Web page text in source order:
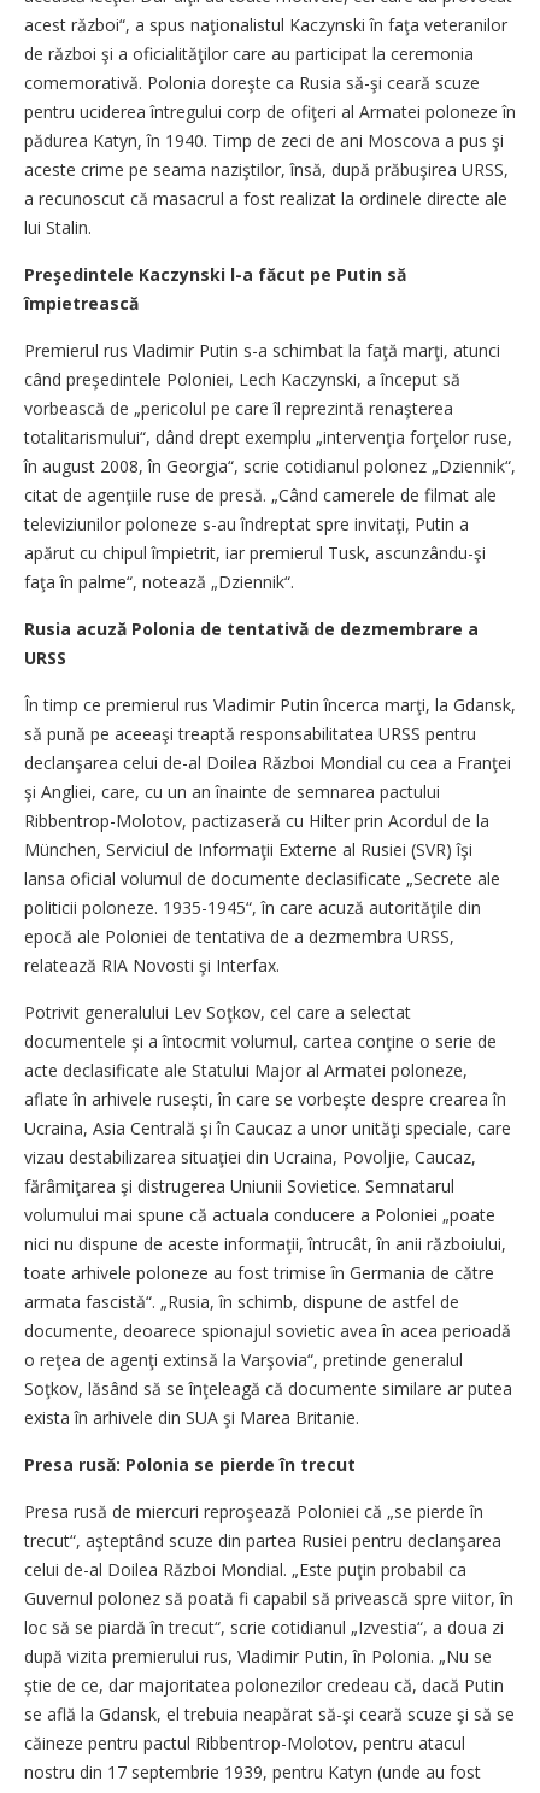
acest război“, a spus naţionalistul Kaczynski în faţa veteranilor
de război şi a oficialităţilor care au participat la ceremonia
comemorativă. Polonia doreşte ca Rusia să-şi ceară scuze
pentru uciderea întregului corp de ofiţeri al Armatei poloneze în
pădurea Katyn, în 1940. Timp de zeci de ani Moscova a pus şi
aceste crime pe seama naziştilor, însă, după prăbuşirea URSS,
a recunoscut că masacrul a fost realizat la ordinele directe ale
lui Stalin.
Preşedintele Kaczynski l-a făcut pe Putin să
împietrească
Premierul rus Vladimir Putin s-a schimbat la faţă marţi, atunci
când preşedintele Poloniei, Lech Kaczynski, a început să
vorbească de „pericolul pe care îl reprezintă renaşterea
totalitarismului“, dând drept exemplu „intervenţia forţelor ruse,
în august 2008, în Georgia“, scrie cotidianul polonez „Dziennik“,
citat de agenţiile ruse de presă. „Când camerele de filmat ale
televiziunilor poloneze s-au îndreptat spre invitaţi, Putin a
apărut cu chipul împietrit, iar premierul Tusk, ascunzându-şi
faţa în palme“, notează „Dziennik“.
Rusia acuză Polonia de tentativă de dezmembrare a
URSS
În timp ce premierul rus Vladimir Putin încerca marţi, la Gdansk,
să pună pe aceeaşi treaptă responsabilitatea URSS pentru
declanşarea celui de-al Doilea Război Mondial cu cea a Franţei
şi Angliei, care, cu un an înainte de semnarea pactului
Ribbentrop-Molotov, pactizaseră cu Hilter prin Acordul de la
München, Serviciul de Informaţii Externe al Rusiei (SVR) îşi
lansa oficial volumul de documente declasificate „Secrete ale
politicii poloneze. 1935-1945“, în care acuză autorităţile din
epocă ale Poloniei de tentativa de a dezmembra URSS,
relatează RIA Novosti şi Interfax.
Potrivit generalului Lev Soţkov, cel care a selectat
documentele şi a întocmit volumul, cartea conţine o serie de
acte declasificate ale Statului Major al Armatei poloneze,
aflate în arhivele ruseşti, în care se vorbeşte despre crearea în
Ucraina, Asia Centrală şi în Caucaz a unor unităţi speciale, care
vizau destabilizarea situaţiei din Ucraina, Povoljie, Caucaz,
fărâmiţarea şi distrugerea Uniunii Sovietice. Semnatarul
volumului mai spune că actuala conducere a Poloniei „poate
nici nu dispune de aceste informaţii, întrucât, în anii războiului,
toate arhivele poloneze au fost trimise în Germania de către
armata fascistă“. „Rusia, în schimb, dispune de astfel de
documente, deoarece spionajul sovietic avea în acea perioadă
o reţea de agenţi extinsă la Varşovia“, pretinde generalul
Soţkov, lăsând să se înţeleagă că documente similare ar putea
exista în arhivele din SUA şi Marea Britanie.
Presa rusă: Polonia se pierde în trecut
Presa rusă de miercuri reproşează Poloniei că „se pierde în
trecut“, aşteptând scuze din partea Rusiei pentru declanşarea
celui de-al Doilea Război Mondial. „Este puţin probabil ca
Guvernul polonez să poată fi capabil să privească spre viitor, în
loc să se piardă în trecut“, scrie cotidianul „Izvestia“, a doua zi
după vizita premierului rus, Vladimir Putin, în Polonia. „Nu se
ştie de ce, dar majoritatea polonezilor credeau că, dacă Putin
se află la Gdansk, el trebuia neapărat să-şi ceară scuze şi să se
căineze pentru pactul Ribbentrop-Molotov, pentru atacul
nostru din 17 septembrie 1939, pentru Katyn (unde au fost